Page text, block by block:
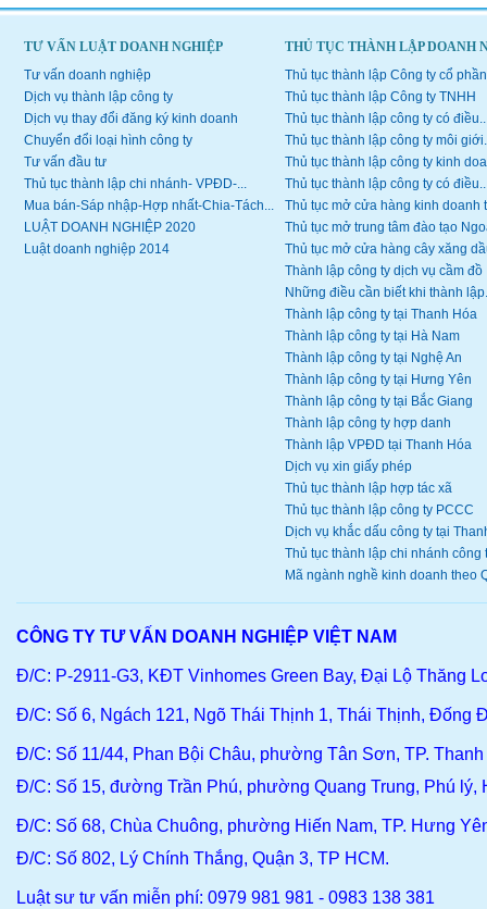
TƯ VẤN LUẬT DOANH NGHIỆP
Tư vấn doanh nghiệp
Dịch vụ thành lập công ty
Dịch vụ thay đổi đăng ký kinh doanh
Chuyển đổi loại hình công ty
Tư vấn đầu tư
Thủ tục thành lập chi nhánh- VPĐD-...
Mua bán-Sáp nhập-Hợp nhất-Chia-Tách...
LUẬT DOANH NGHIỆP 2020
Luật doanh nghiệp 2014
THỦ TỤC THÀNH LẬP DOANH
Thủ tục thành lập Công ty cổ phần
Thủ tục thành lập Công ty TNHH
Thủ tục thành lập công ty có
Thủ tục thành lập công ty môi
Thủ tục thành lập công ty kinh
Thủ tục thành lập công ty có
Thủ tục mở cửa hàng kinh doanh
Thủ tục mở trung tâm đào tạo
Thủ tục mở cửa hàng cây xăng
Thành lập công ty dịch vụ cầm đồ
Những điều cần biết khi thành
Thành lập công ty tại Thanh Hóa
Thành lập công ty tại Hà Nam
Thành lập công ty tại Nghệ An
Thành lập công ty tại Hưng Yên
Thành lập công ty tại Bắc Giang
Thành lập công ty hợp danh
Thành lập VPĐD tại Thanh Hóa
Dịch vụ xin giấy phép
Thủ tục thành lập hợp tác xã
Thủ tục thành lập công ty PCCC
Dịch vụ khắc dấu công ty tại
Thủ tục thành lập chi nhánh công
Mã ngành nghề kinh doanh theo
CÔNG TY TƯ VẤN DOANH NGHIỆP VIỆT NAM
Đ/C: P-2911-G3, KĐT Vinhomes Green Bay, Đại Lộ Thăng
Đ/C: Số 6, Ngách 121, Ngõ Thái Thịnh 1, Thái Thịnh, Đống
Đ/C: Số 11/44, Phan Bội Châu, phường Tân Sơn, TP.
Đ/C: Số 15, đường Trần Phú, phường Quang Trung, Phú lý,
Đ/C: Số 68, Chùa Chuông, phường Hiến Nam, TP. Hưng
Đ/C: Số 802, Lý Chính Thắng, Quận 3, TP HCM.
Luật sư tư vấn miễn phí: 0979 981 981 - 0983 138 381